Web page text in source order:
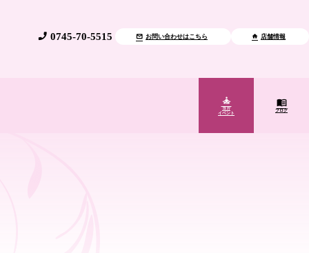
0745-70-5515 お問い合わせはこちら 店舗情報
ヨガ
イベント
ブログ